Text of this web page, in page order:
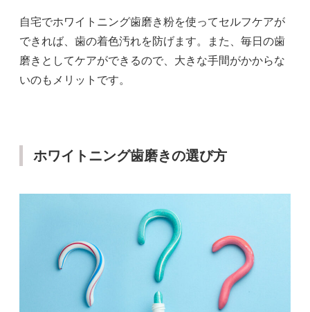
自宅でホワイトニング歯磨き粉を使ってセルフケアが
できれば、歯の着色汚れを防げます。また、毎日の歯
磨きとしてケアができるので、大きな手間がかからな
いのもメリットです。
ホワイトニング歯磨きの選び方